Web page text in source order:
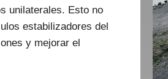
unilaterales. Esto no
estabilizadores del
y mejorar el